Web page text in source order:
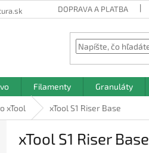
DOPRAVA A PLATBA
Filamenty Granuláty
xTool xTool S1 Riser Base
xTool S1 Riser Base